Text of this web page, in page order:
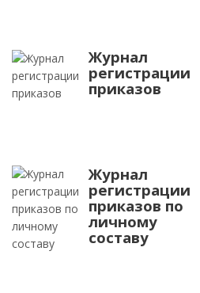
Журнал
регистрации
приказов
Журнал
регистрации
приказов по
личному
составу